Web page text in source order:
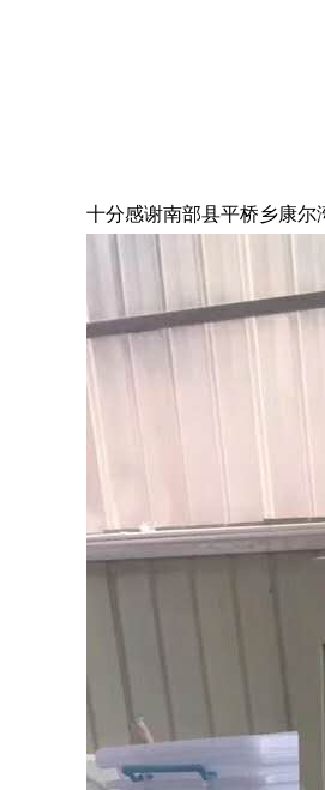
十分感谢南部县平桥乡康尔